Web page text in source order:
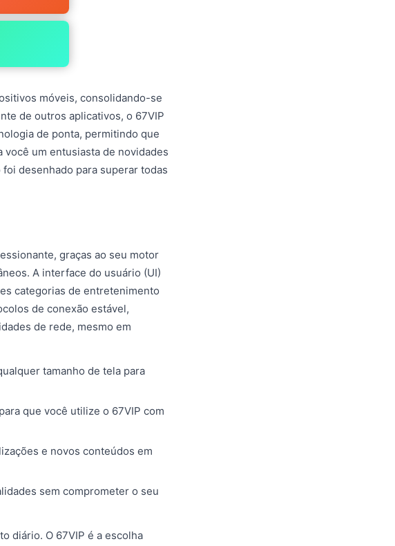
móveis, consolidando-se
de outros aplicativos, o 67VIP
de ponta, permitindo que
você um entusiasta de novidades
desenhado para superar todas
graças ao seu motor
A interface do usuário (UI)
categorias de entretenimento
de conexão estável,
de rede, mesmo em
tamanho de tela para
que você utilize o 67VIP com
e novos conteúdos em
sem comprometer o seu
diário. O 67VIP é a escolha